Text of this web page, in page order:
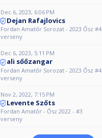
Dec 6, 2023, 6:06 PM
Dejan Rafajlovics
Fordan Amatőr Sorozat - 2023 Ősz #4
verseny
Dec 6, 2023, 5:11 PM
ali sőőzangar
Fordan Amatőr Sorozat - 2023 Ősz #4
verseny
Nov 2, 2022, 7:15 PM
Levente Szőts
Fordan Amatőr - Ősz 2022 - #3
verseny